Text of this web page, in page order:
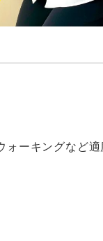
ォーキングなど適